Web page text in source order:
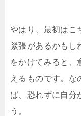
やはり、最初はこ
緊張があるかもし
をかけてみると、
えるものです。な
ば、恐れずに自分
う。